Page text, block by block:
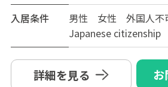
入居条件
男性 女性 外国人不
Japanese citizenship
詳細を見る お